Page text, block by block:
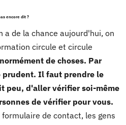
encore dit ?
a de la chance aujourd'hui, on
circule et circule
de choses. Par
Il faut prendre le
peu, d'aller vérifier soi-même
de vérifier pour vous.
de contact, les gens